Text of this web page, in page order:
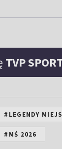
TVP
#LEGENDY
#MŚ 2026